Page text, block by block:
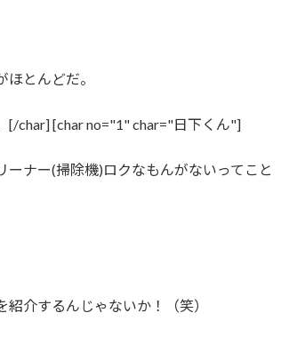
とんどだ。
[/char] [char no="1" char="日下くん"]
ナー(掃除機)ロクなもんがないってこと
介するんじゃないか！（笑）